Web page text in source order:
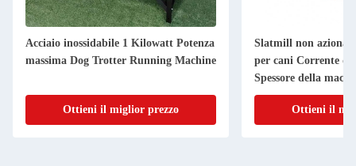
Acciaio inossidabile 1 Kilowatt Potenza
massima Dog Trotter Running Machine
Ottieni il miglior prezzo
Slatmill non
per cani Corrente
Spessore della
Ottieni il